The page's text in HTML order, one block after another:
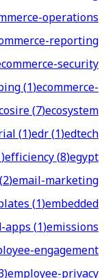
operations
reporting
security
(1)ecommerce-
(7)ecosystem
(1)edr(1)edtech
)efficiency(8)egypt
2)email-marketing
(1)embedded
apps(1)emissions
engagement